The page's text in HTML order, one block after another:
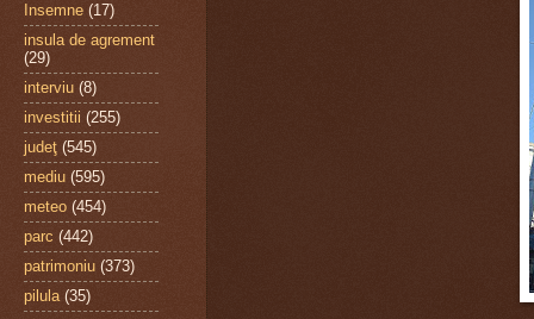
Insemne (17)
insula de agrement
(29)
interviu (8)
investitii (255)
judeţ (545)
mediu (595)
meteo (454)
parc (442)
patrimoniu (373)
pilula (35)